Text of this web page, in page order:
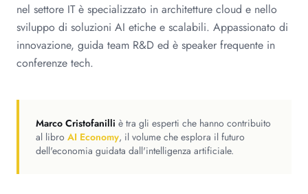
nel settore IT è specializzato in architetture cloud e nello
sviluppo di soluzioni AI etiche e scalabili. Appassionato di
innovazione, guida team R&D ed è speaker frequente in
conferenze tech.
Marco Cristofanilli è tra gli esperti che hanno contribuito
al libro AI Economy, il volume che esplora il futuro
dell'economia guidata dall'intelligenza artificiale.